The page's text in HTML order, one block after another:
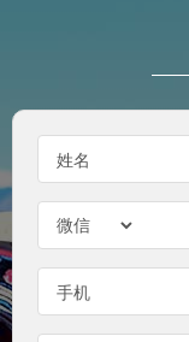
姓名
手机